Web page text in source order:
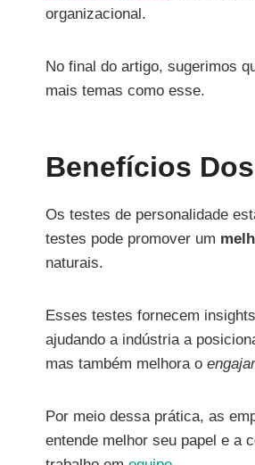
organizacional.
No final do artigo, sugerimos
mais temas como esse.
Benefícios
Os testes de personalidade
testes pode promover um
naturais.
Esses testes fornecem
ajudando a indústria a
mas também melhora o
Por meio dessa prática, as
entende melhor seu papel e a